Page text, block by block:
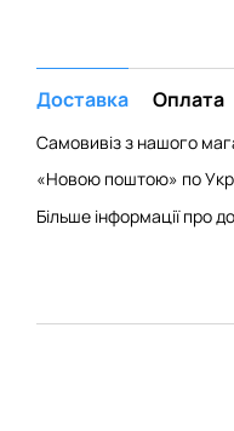
Доставка Оплата
Самовивіз з нашого
«Новою поштою» по
Більше інформації про